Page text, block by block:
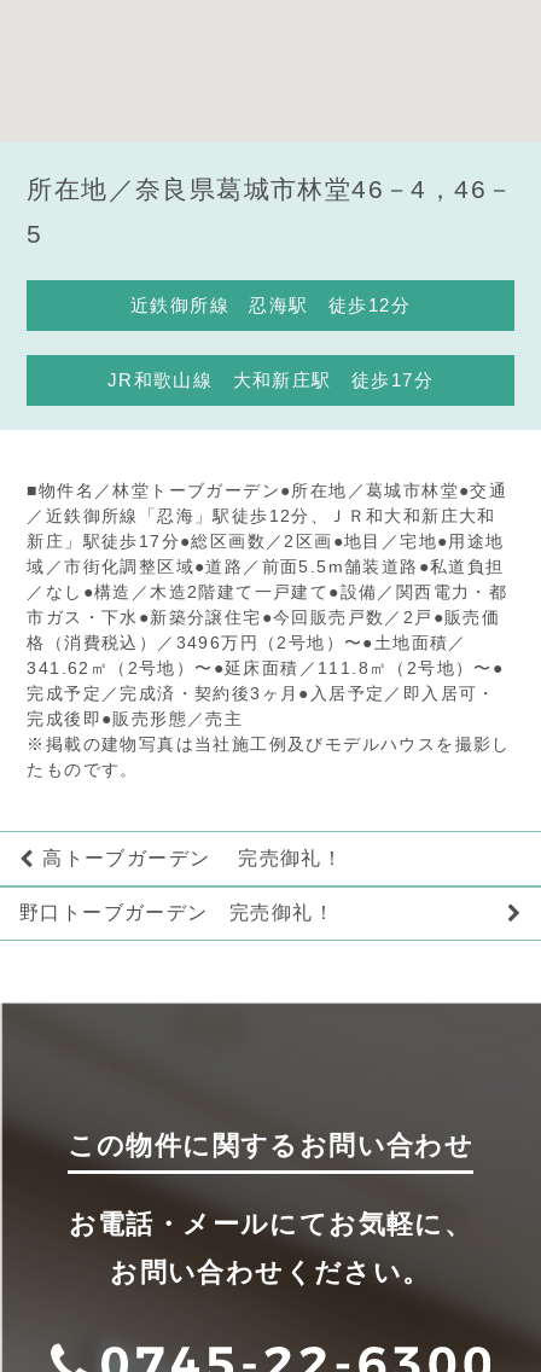
所在地／奈良県葛城市林堂46－4，46－
5
近鉄御所線 忍海駅 徒歩12分
JR和歌山線 大和新庄駅 徒歩17分
■物件名／林堂トーブガーデン●所在地／葛城市林堂●交通
／近鉄御所線「忍海」駅徒歩12分、ＪＲ和大和新庄大和
新庄」駅徒歩17分●総区画数／2区画●地目／宅地●用途地
域／市街化調整区域●道路／前面5.5m舗装道路●私道負担
／なし●構造／木造2階建て一戸建て●設備／関西電力・都
市ガス・下水●新築分譲住宅●今回販売戸数／2戸●販売価
格（消費税込）／3496万円（2号地）〜●土地面積／
341.62㎡（2号地）〜●延床面積／111.8㎡（2号地）〜●
完成予定／完成済・契約後3ヶ月●入居予定／即入居可・
完成後即●販売形態／売主
※掲載の建物写真は当社施工例及びモデルハウスを撮影し
たものです。
高トーブガーデン 完売御礼！
野口トーブガーデン 完売御礼！
この物件に関するお問い合わせ
お電話・メールにてお気軽に、
お問い合わせください。